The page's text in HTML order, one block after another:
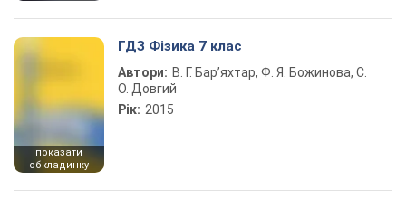
показати
обкладинку
ГДЗ Фізика 7 клас
Автори: В. Г. Бар’яхтар, Ф. Я. Божинова, С.
О. Довгий
Рік: 2015